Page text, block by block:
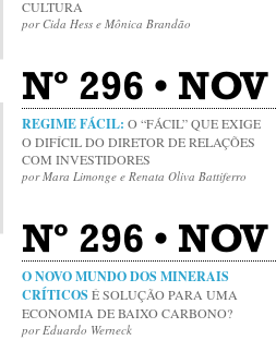
CULTURA
por Cida Hess e Mônica Brandão
Nº 296 •
REGIME FÁCIL: O “FÁCIL” QUE EXIGE
O DIFÍCIL DO DIRETOR DE RELAÇÕES
COM INVESTIDORES
por Mara Limonge e Renata Oliva Battiferro
Nº 296 •
O NOVO MUNDO DOS MINERAIS
CRÍTICOS É SOLUÇÃO PARA UMA
ECONOMIA DE BAIXO CARBONO?
por Eduardo Werneck